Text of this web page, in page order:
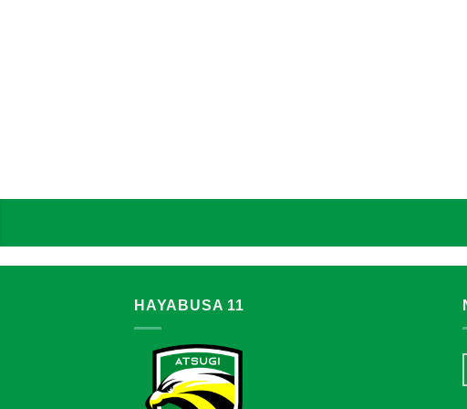
HAYABUSA 11